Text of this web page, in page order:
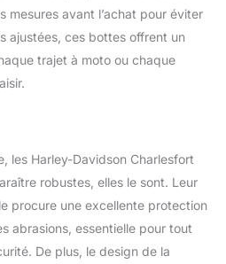
mesures avant l’achat pour éviter
ajustées, ces bottes offrent un
trajet à moto ou chaque
les Harley-Davidson Charlesfort
robustes, elles le sont. Leur
procure une excellente protection
abrasions, essentielle pour tout
De plus, le design de la